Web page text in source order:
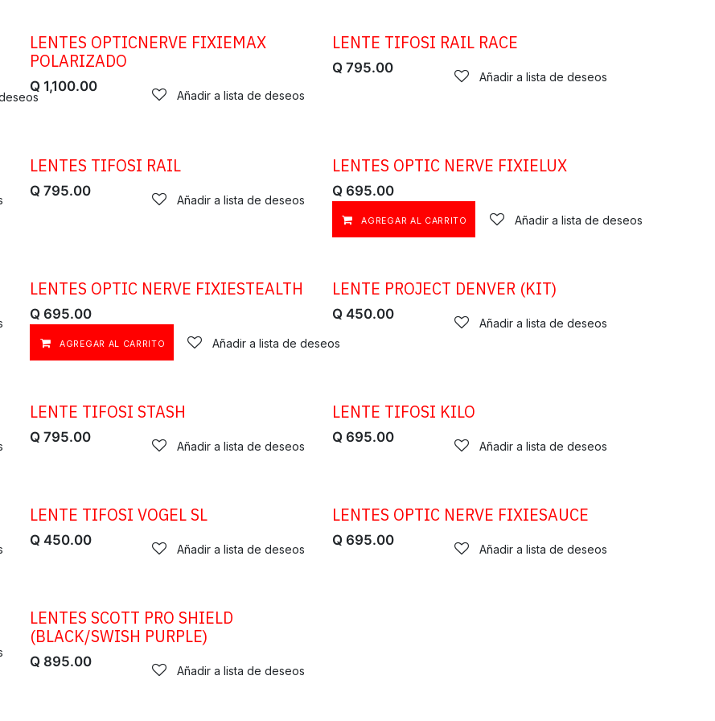
LENTES OPTICNERVE FIXIEMAX
POLARIZADO
Q 1,100.00
Añadir a lista de deseos
LENTE TIFOSI RAIL RACE
Q 795.00
Añadir a lista de deseos
LENTES TIFOSI RAIL
Q795.00
Añadir a lista de deseos
LENTES OPTIC NERVE FIXIELUX
Q 695.00
AGREGAR AL CARRITO Añadir a lista de deseos
LENTES OPTIC NERVE FIXIESTEALTH
Q 695.00
AGREGAR AL CARRITO Añadir a lista de deseos
LENTE PROJECT DENVER (KIT)
Q 450.00
Añadir a lista de deseos
LENTE TIFOSI STASH
Q795.00
Añadir a lista de deseos
LENTE TIFOSI KILO
Q 695.00
Añadir a lista de deseos
LENTE TIFOSI VOGEL SL
Q450.00
Añadir a lista de deseos
LENTES OPTIC NERVE FIXIESAUCE
Q 695.00
Añadir a lista de deseos
LENTES SCOTT PRO SHIELD
(BLACK/SWISH PURPLE)
Q 895.00
Añadir a lista de deseos